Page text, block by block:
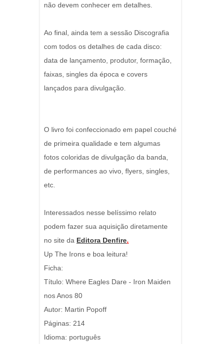
não devem conhecer em detalhes.
Ao final, ainda tem a sessão Discografia
com todos os detalhes de cada disco:
data de lançamento, produtor, formação,
faixas, singles da época e covers
lançados para divulgação.
O livro foi confeccionado em papel couché
de primeira qualidade e tem algumas
fotos coloridas de divulgação da banda,
de performances ao vivo, flyers, singles,
etc.
Interessados nesse belíssimo relato
podem fazer sua aquisição diretamente
no site da Editora Denfire.
Up The Irons e boa leitura!
Ficha:
Título: Where Eagles Dare - Iron Maiden
nos Anos 80
Autor: Martin Popoff
Páginas: 214
Idioma: português